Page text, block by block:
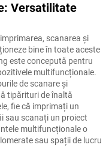
Versatilitate
scanarea și
bine în toate aceste
este concepută pentru
multifuncționale.
de scanare și
tipărituri de înaltă
fie că imprimați un
sau scanați un proiect
multifuncționale o
sau spații de lucru